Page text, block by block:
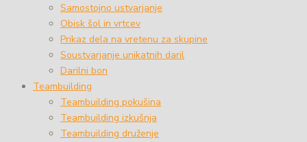
Samostojno ustvarjanje
Obisk šol in vrtcev
Prikaz dela na vretenu za skupine
Soustvarjanje unikatnih daril
Darilni bon
Teambuilding
Teambuilding pokušina
Teambuilding izkušnja
Teambuilding druženje